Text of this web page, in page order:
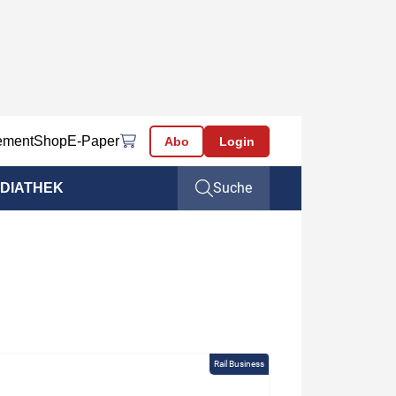
ShopE-Paper Abo Login
Suche
Rail Business